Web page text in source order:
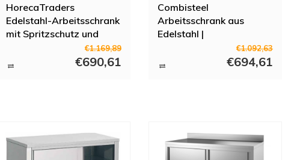
HorecaTraders
Edelstahl-Arbeitsschrank
mit Spritzschutz und
Schiebetüren | 7 Formate
€1.169,89
€690,61
Combisteel
Arbeitsschrank aus
Edelstahl |
120x60x(H)85cm€1.092,63
€694,61